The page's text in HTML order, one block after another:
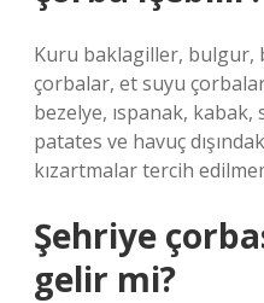
Kuru baklagiller, bulgur,
çorbalar, et suyu
bezelye, ıspanak, kabak,
patates ve havuç
kızartmalar tercih
Şehriye
gelir mi?